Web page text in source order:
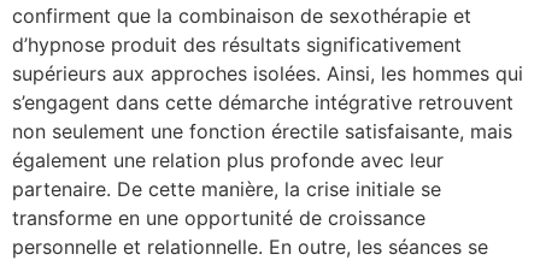
confirment que la combinaison de sexothérapie et
d’hypnose produit des résultats significativement
supérieurs aux approches isolées. Ainsi, les hommes qui
s’engagent dans cette démarche intégrative retrouvent
non seulement une fonction érectile satisfaisante, mais
également une relation plus profonde avec leur
partenaire. De cette manière, la crise initiale se
transforme en une opportunité de croissance
personnelle et relationnelle. En outre, les séances se